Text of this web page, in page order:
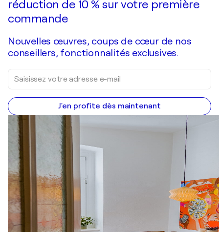
réduction de 10 % sur votre première
commande
Nouvelles œuvres, coups de cœur de nos
conseillers, fonctionnalités exclusives.
J'en profite dès maintenant